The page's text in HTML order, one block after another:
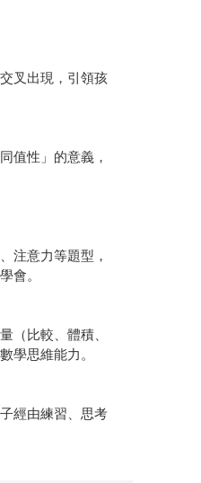
叉出現，引領孩
值性」的意義，
注意力等題型，
會。
（比較、體積、
學思維能力。
經由練習、思考